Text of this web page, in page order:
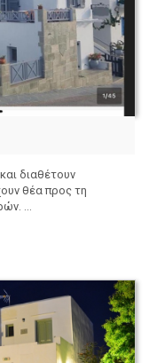
διαθέτουν
θέα προς τη
...